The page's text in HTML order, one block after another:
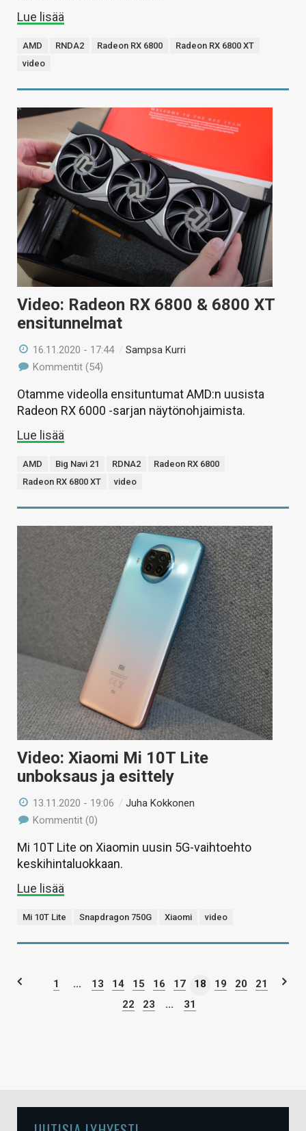
Lue lisää
AMD RNDA2 Radeon RX 6800
Radeon RX 6800 XT
video
Video: Radeon RX 6800 & 6800 XT
ensitunnelmat
16.11.2020 - 17:44 /Sampsa Kurri
Kommentit (54)
Otamme videolla ensituntumat AMD:n uusista
Radeon RX 6000 -sarjan näytönohjaimista.
Lue lisää
AMD Big Navi 21 RDNA2
Radeon RX 6800
Radeon RX 6800 XT
video
Video: Xiaomi Mi 10T Lite
unboksaus ja esittely
13.11.2020 - 19:06 /Juha Kokkonen
Kommentit (0)
Mi 10T Lite on Xiaomin uusin 5G-vaihtoehto
keskihintaluokkaan.
Lue lisää
Mi 10T Lite Snapdragon 750G Xiaomi video
1 ... 13 14 15 16 17 18 19 20
21
22
23 ... 31